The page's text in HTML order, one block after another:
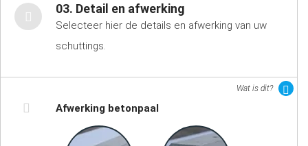
03. Detail en afwerking
Selecteer hier de details en afwerking van uw
schuttings.
Wat is dit?
Afwerking betonpaal